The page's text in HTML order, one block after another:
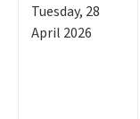
Tuesday, 28
April 2026